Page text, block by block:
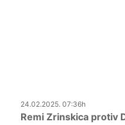
24.02.2025. 07:36h
Remi Zrinskica protiv